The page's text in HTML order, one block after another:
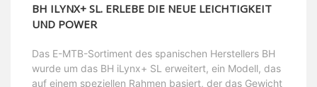
BH ILYNX+ SL. ERLEBE DIE NEUE LEICHTIGKEIT
UND POWER
Das E-MTB-Sortiment des spanischen Herstellers BH
wurde um das BH iLynx+ SL erweitert, ein Modell, das
auf einem speziellen Rahmen basiert, der das Gewicht